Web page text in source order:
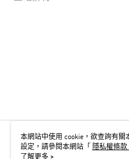
本網站中使用 cookie，欲查詢有關
設定，請參閱本網站「
隱私權條款
用 cookie。
了解更多 >